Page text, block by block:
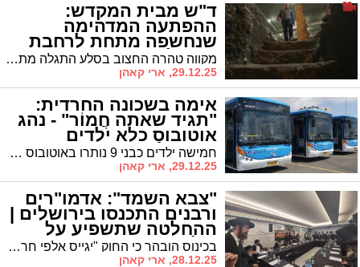
ד"ש מבית המקדש:
ההפתעה המדהימה
שנחשפה מתחת לרחבת
הכותל | צפו מקווה טהרה החצוב בסלע התגלה מתחת לשכבת חורבן הבית השני • הממצא מחזק את העדויות לחיי טהרה סמוך לבית המקדש
29.12.25, ארי קאהן
אימה בשכונה החרדית:
"תגיד שאתה חֲמוֹר" - נהג
אוטובוס כלא ילדים
והשפיל אותם חמישה ילדים כבני 9 נותרו באוטובוס בניגוד לרצונם תוך שהנהג מאיים עליהם "אני ממשיך לַעֲרָבִים" • ההורים הגישו תלונה במשטרה שם לטענתם נתקלו ביחס אדיש ומזלזל
29.12.25, ארי קאהן
"צבא השמד": אדמו"רים
ורבנים התכנסו בירושלים |
ההחלטה שתשפיע על
כולנו בכינוס הובהר כי החוק "יגייס אלפי חרדים לשמד בצבא" • בסיומו התקבלה החלטה שתשפיע על הציבור החרדי
28.12.25, ארי קאהן